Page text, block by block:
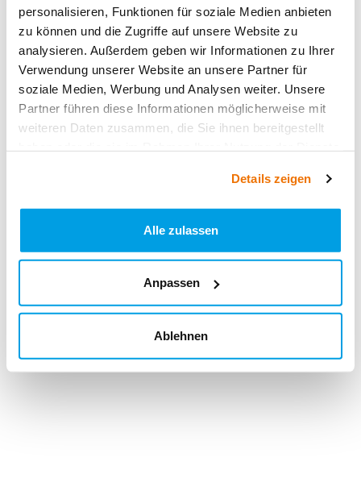
personalisieren, Funktionen für soziale Medien anbieten
zu können und die Zugriffe auf unsere Website zu
analysieren. Außerdem geben wir Informationen zu Ihrer
Verwendung unserer Website an unsere Partner für
soziale Medien, Werbung und Analysen weiter. Unsere
Partner führen diese Informationen möglicherweise mit
weiteren Daten zusammen, die Sie ihnen bereitgestellt
Details zeigen
Alle zulassen
Anpassen
Ablehnen